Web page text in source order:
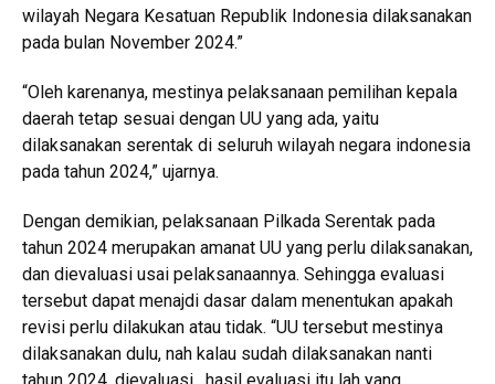
wilayah Negara Kesatuan Republik Indonesia dilaksanakan
pada bulan November 2024.”
“Oleh karenanya, mestinya pelaksanaan pemilihan kepala
daerah tetap sesuai dengan UU yang ada, yaitu
dilaksanakan serentak di seluruh wilayah negara indonesia
pada tahun 2024,” ujarnya.
Dengan demikian, pelaksanaan Pilkada Serentak pada
tahun 2024 merupakan amanat UU yang perlu dilaksanakan,
dan dievaluasi usai pelaksanaannya. Sehingga evaluasi
tersebut dapat menajdi dasar dalam menentukan apakah
revisi perlu dilakukan atau tidak. “UU tersebut mestinya
dilaksanakan dulu, nah kalau sudah dilaksanakan nanti
tahun 2024, dievaluasi , hasil evaluasi itu lah yang